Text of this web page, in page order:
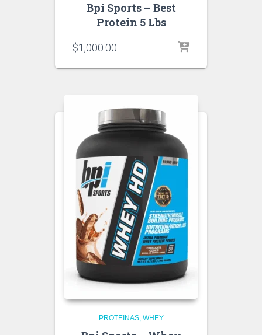
Bpi Sports – Best
Protein 5 Lbs
$1,000.00
PROTEINAS WHEY